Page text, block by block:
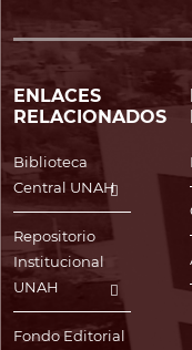
ENLACES
RELACIONADOS
Biblioteca
Central UNAH
Repositorio
Institucional
UNAH
Fondo Editorial